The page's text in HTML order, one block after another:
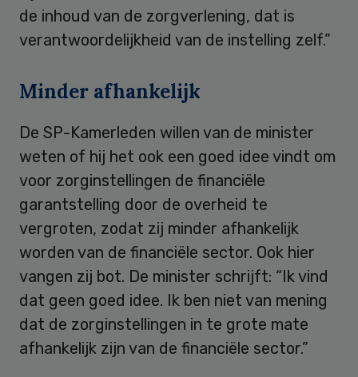
de inhoud van de zorgverlening, dat is
verantwoordelijkheid van de instelling zelf.”
Minder afhankelijk
De SP-Kamerleden willen van de minister
weten of hij het ook een goed idee vindt om
voor zorginstellingen de financiële
garantstelling door de overheid te
vergroten, zodat zij minder afhankelijk
worden van de financiële sector. Ook hier
vangen zij bot. De minister schrijft: “Ik vind
dat geen goed idee. Ik ben niet van mening
dat de zorginstellingen in te grote mate
afhankelijk zijn van de financiële sector.”